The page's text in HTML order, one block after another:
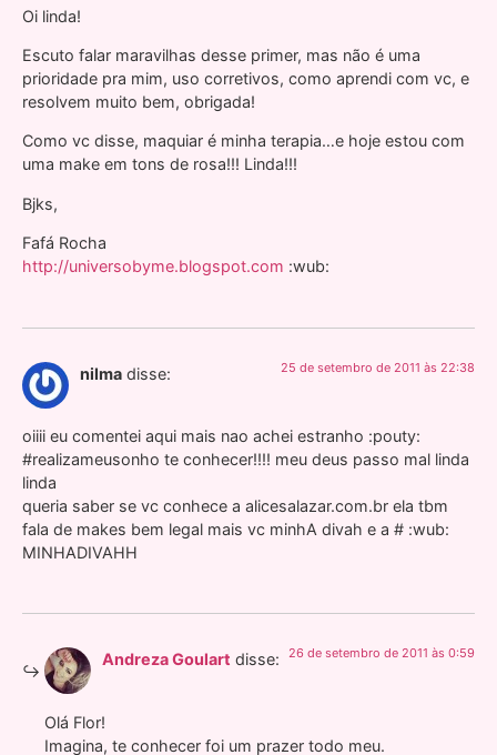
Oi linda!
Escuto falar maravilhas desse primer, mas não é uma
prioridade pra mim, uso corretivos, como aprendi com vc, e
resolvem muito bem, obrigada!
Como vc disse, maquiar é minha terapia…e hoje estou com
uma make em tons de rosa!!! Linda!!!
Bjks,
Fafá Rocha
http://universobyme.blogspot.com :wub:
nilma disse: 25 de setembro de 2011 às 22:38
oiiii eu comentei aqui mais nao achei estranho :pouty:
#realizameusonho te conhecer!!!! meu deus passo mal linda
linda
queria saber se vc conhece a alicesalazar.com.br ela tbm
fala de makes bem legal mais vc minhA divah e a # :wub:
MINHADIVAHH
Andreza Goulart disse: 26 de setembro de 2011 às 0:59
Olá Flor!
Imagina, te conhecer foi um prazer todo meu.